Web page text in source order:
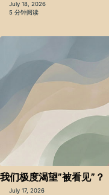
July 18, 2026
5 分钟阅读
我们极度渴望”被看见”？
July 17, 2026